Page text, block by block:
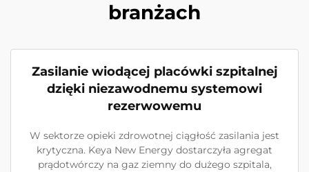
branżach
Zasilanie wiodącej placówki szpitalnej
dzięki niezawodnemu systemowi
rezerwowemu
W sektorze opieki zdrowotnej ciągłość zasilania jest
krytyczna. Keya New Energy dostarczyła agregat
prądotwórczy na gaz ziemny do dużego szpitala,